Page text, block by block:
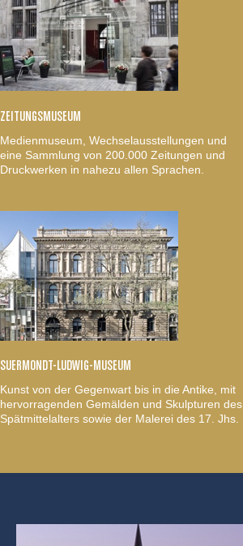
ZEITUNGSMUSEUM
Medienmuseum, Wechselausstellungen und
eine Sammlung von 200.000 Zeitungen und
Druckwerken in nahezu allen Sprachen.
SUERMONDT-LUDWIG-MUSEUM
Kunst von der Gegenwart bis in die Antike, mit
hervorragenden Gemälden und Skulpturen des
Spätmittelalters sowie der Malerei des 17. Jhs.